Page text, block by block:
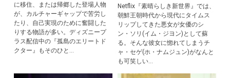
に移住、または帰郷した登場人物
が、カルチャーギャップで苦労し
たり、自己実現のために奮闘した
りする物語が多い。ディズニープ
ラス配信中の『孤島のエリートド
クター』もそのひと...
Netflix『素晴らしき新世界』では、
朝鮮王朝時代から現代にタイムス
リップしてきた悪女が女優のシ
ン・ソリ(イム・ジヨン)として蘇
る。そんな彼女に惚れてしまうチ
ャ・セゲ(ホ・ナムジュン)がなんと
も可笑しい...